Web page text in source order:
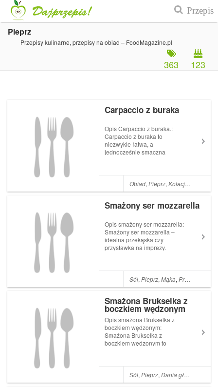
Pieprz
Przepisy kulinarne, przepisy na obiad – FoodMagazine.pl
123
363
Carpaccio z buraka
Opis Carpaccio z buraka.:
Carpaccio z buraka to
niezwykle łatwa, a
jednocześnie smaczna
najbardziej aromatyczne
okazują się być pieczone
pragniecie...
Obiad,Pieprz,Kolacja ,
Smażony ser mozzarella
Opis smażony ser mozzarella:
Smażony ser mozzarella –
idealna przekąska czy
przystawka na imprezy.
Nie jest to skomplikowany
przepis i bardzo szybko
Sól,Pieprz,Mąka,Przystawki
Smażona Brukselka z
boczkiem wędzonym
Opis smażona Brukselka z
boczkiem wędzonym:
Smażona Brukselka z
boczkiem wędzonym to
cieszy się u nas aż taką
popularnością, a szkoda bo
Sól,Pieprz,Dania główne